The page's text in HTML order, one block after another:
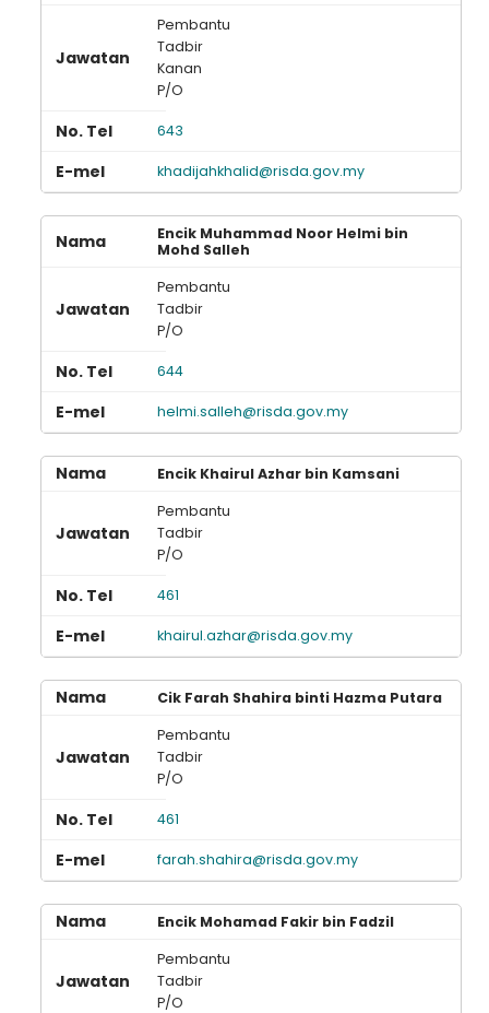
Pembantu
Tadbir
Kanan
P/O
643
khadijahkhalid@risda.gov.my
Encik Muhammad Noor Helmi bin
Mohd Salleh
Pembantu
Tadbir
P/O
644
helmi.salleh@risda.gov.my
Encik Khairul Azhar bin Kamsani
Pembantu
Tadbir
P/O
461
khairul.azhar@risda.gov.my
Cik Farah Shahira binti Hazma Putara
Pembantu
Tadbir
P/O
461
farah.shahira@risda.gov.my
Encik Mohamad Fakir bin Fadzil
Pembantu
Tadbir
P/O